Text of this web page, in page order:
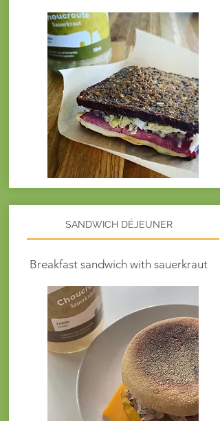
SANDWICH DÉJEUNER
Breakfast sandwich with sauerkraut